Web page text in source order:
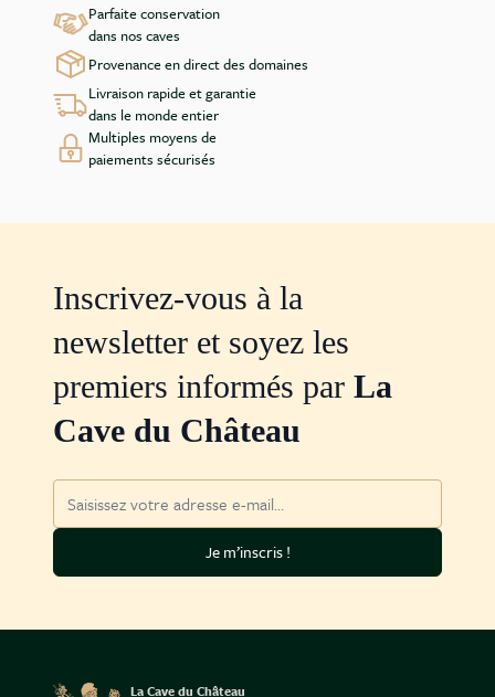
Parfaite conservation
dans nos caves
Provenance en direct des domaines
Livraison rapide et garantie
dans le monde entier
Multiples moyens de
paiements sécurisés
Inscrivez-vous à la
newsletter et soyez les
premiers informés par La
Cave du Château
Je m’inscris !
La Cave du Château